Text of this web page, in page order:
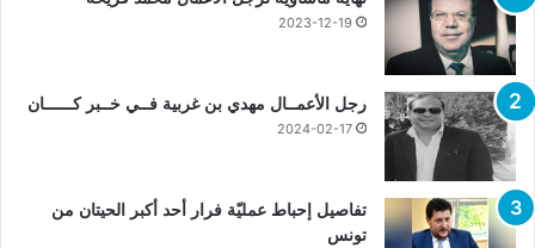
2023-12-19
رجل الأعمــال مهدي بن غربية فــي خــبر كــــــان
2024-02-17
تفاصيل إحباط عمليّة فرار أحد أكبر الحيتان من
تونس